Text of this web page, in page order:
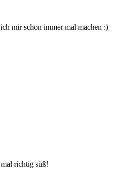
mir schon immer mal machen :)
richtig süß!